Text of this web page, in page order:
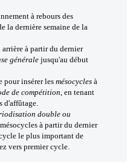
à rebours des
la dernière semaine de la
à partir du dernier
générale jusqu'au début
pour insérer lesmésocycles à
de compétition, en tenant
d'affûtage.
double ou
à partir du dernier
le plus important de
vers premier cycle.